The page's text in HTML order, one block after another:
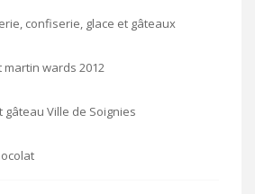
confiserie, glace et gâteaux
martin wards 2012
gâteau Ville de Soignies